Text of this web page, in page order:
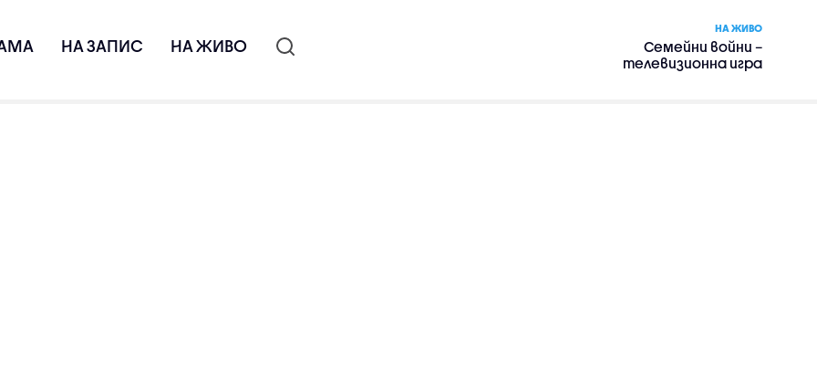
НА ЗАПИС НА ЖИВО
НА ЖИВО
Семейни войни –
телевизионна игра